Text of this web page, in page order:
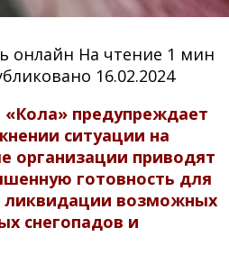
онлайн На чтение 1 мин
16.02.2024
предупреждает
ситуации на
организации приводят
готовность для
ликвидации возможных
снегопадов и